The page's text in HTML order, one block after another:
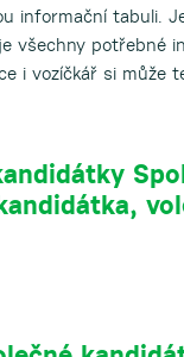
informační tabuli.
všechny potřebné
i vozíčkář si může